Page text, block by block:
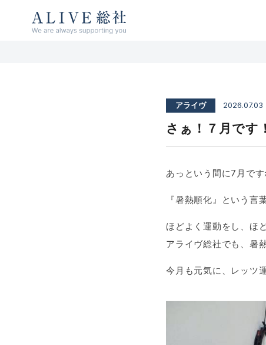
アライヴ 2026.07.03
さぁ！７月です
あっという間に7月です
『暑熱順化』という言
ほどよく運動をし、ほ
アライヴ総社でも、暑
今月も元気に、レッツ